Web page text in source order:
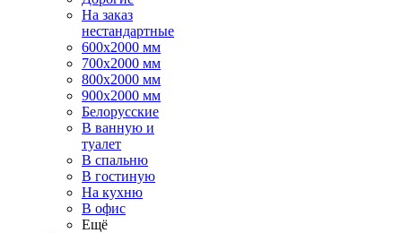
На заказ
нестандартные
600х2000 мм
700х2000 мм
800х2000 мм
900х2000 мм
Белорусские
В ванную и
туалет
В спальню
В гостиную
На кухню
В офис
Ещё